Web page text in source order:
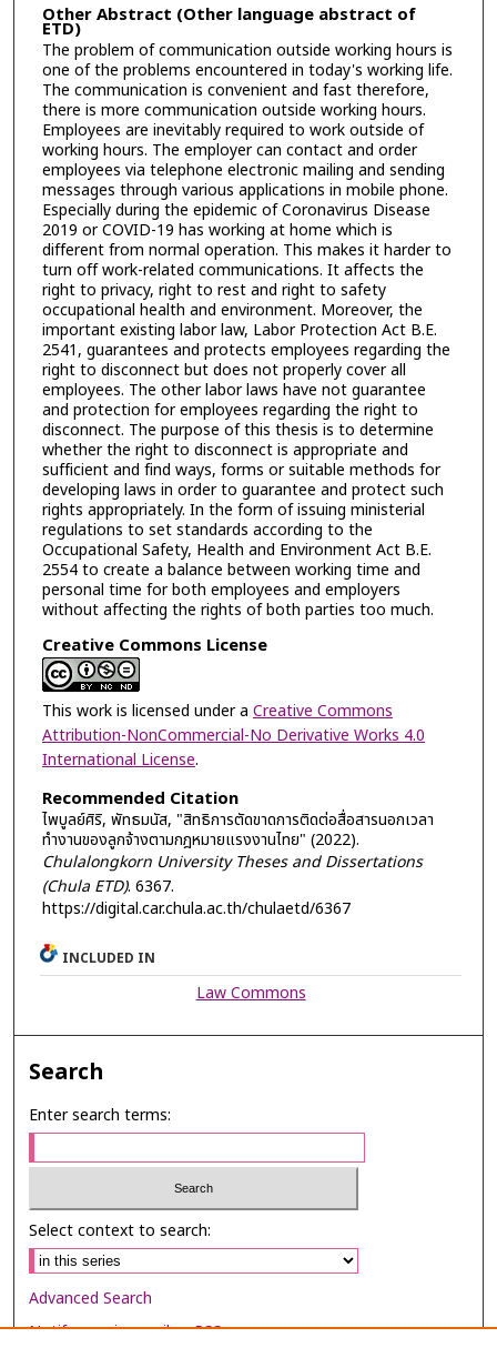
Other Abstract (Other language abstract of
ETD)
The problem of communication outside working hours is
one of the problems encountered in today's working life.
The communication is convenient and fast therefore,
there is more communication outside working hours.
Employees are inevitably required to work outside of
working hours. The employer can contact and order
employees via telephone electronic mailing and sending
messages through various applications in mobile phone.
Especially during the epidemic of Coronavirus Disease
2019 or COVID-19 has working at home which is
different from normal operation. This makes it harder to
turn off work-related communications. It affects the
right to privacy, right to rest and right to safety
occupational health and environment. Moreover, the
important existing labor law, Labor Protection Act B.E.
2541, guarantees and protects employees regarding the
right to disconnect but does not properly cover all
employees. The other labor laws have not guarantee
and protection for employees regarding the right to
disconnect. The purpose of this thesis is to determine
whether the right to disconnect is appropriate and
sufficient and find ways, forms or suitable methods for
developing laws in order to guarantee and protect such
rights appropriately. In the form of issuing ministerial
regulations to set standards according to the
Occupational Safety, Health and Environment Act B.E.
2554 to create a balance between working time and
personal time for both employees and employers
without affecting the rights of both parties too much.
Creative Commons License
This work is licensed under a Creative Commons
Attribution-NonCommercial-No Derivative Works 4.0
International License.
Recommended Citation
ไพบูลย์ศิริ, พัทธมนัส, "สิทธิการตัดขาดการติดต่อสื่อสารนอกเวลา
ทำงานของลูกจ้างตามกฎหมายแรงงานไทย" (2022).
Chulalongkorn University Theses and Dissertations
(Chula ETD). 6367.
https://digital.car.chula.ac.th/chulaetd/6367
INCLUDED IN
Law Commons
Search
Enter search terms:
Select context to search:
Advanced Search
Notify me via email orRSS